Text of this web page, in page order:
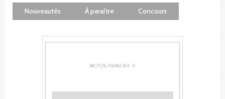
Nouveautés À paraître Concours